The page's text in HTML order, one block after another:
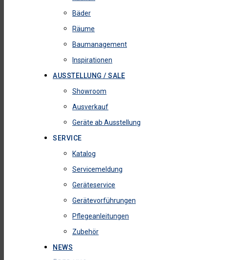
Bäder
Räume
Baumanagement
Inspirationen
AUSSTELLUNG / SALE
Showroom
Ausverkauf
Geräte ab Ausstellung
SERVICE
Katalog
Servicemeldung
Geräteservice
Gerätevorführungen
Pflegeanleitungen
Zubehör
NEWS